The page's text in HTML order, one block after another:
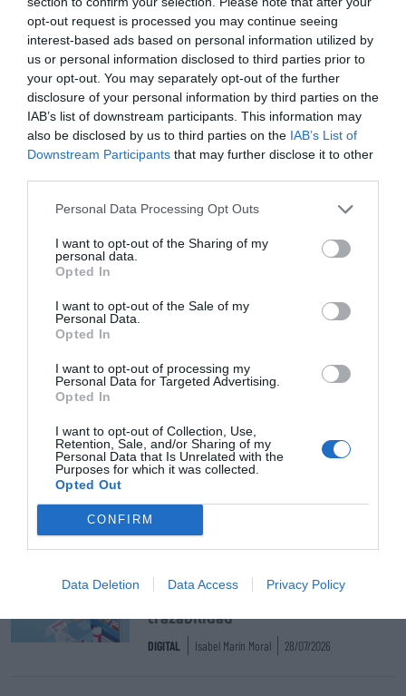
opt-out request is processed you may continue seeing
interest-based ads based on personal information utilized by
us or personal information disclosed to third parties prior to
your opt-out. You may separately opt-out of the further
disclosure of your personal information by third parties on the
IAB’s list of downstream participants. This information may
also be disclosed by us to third parties on the IAB’s List of
Downstream Participants that may further disclose it to other
Personal Data Processing Opt Outs
I want to opt-out of the Sharing of my
personal data.
Opted In
I want to opt-out of the Sale of my
Personal Data.
Opted In
I want to opt-out of processing my
Personal Data for Targeted Advertising.
Opted In
I want to opt-out of Collection, Use,
Retention, Sale, and/or Sharing of my
Personal Data that Is Unrelated with the
Purposes for which it was collected.
Opted Out
CONFIRM
Data Deletion Data Access Privacy Policy
Curso salud de la mujer. Tema 11.
Enfermedades crónicas de la mujer
SALUD Maite Climent 21/07/2021
Curso salud de la mujer. Tema 10.
Menopausia y madurez
Leire Andraca Iturbe*, Bartolomé Vicente Domínguez
del Río Boada**
Trastornos reproductivos de la
Puerperio y lactancia, su abordaje
desde la farmacia comunitaria
SALUD A. Prado1, M. Rego2, L. Romero1
Destacados
La venta online de medicamentos
trazabilidad
DIGITAL Isabel Marín Moral 28/07/2026